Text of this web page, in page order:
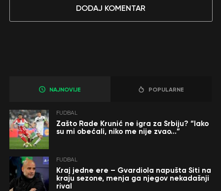
DODAJ KOMENTAR
NAJNOVIJE POPULARNE
FUDBAL
Zašto Rade Krunić ne igra za Srbiju? “Iako
su mi obećali, niko me nije zvao…”
FUDBAL
Kraj jedne ere – Gvardiola napušta Siti na
kraju sezone, menja ga njegov nekadašnji
rival